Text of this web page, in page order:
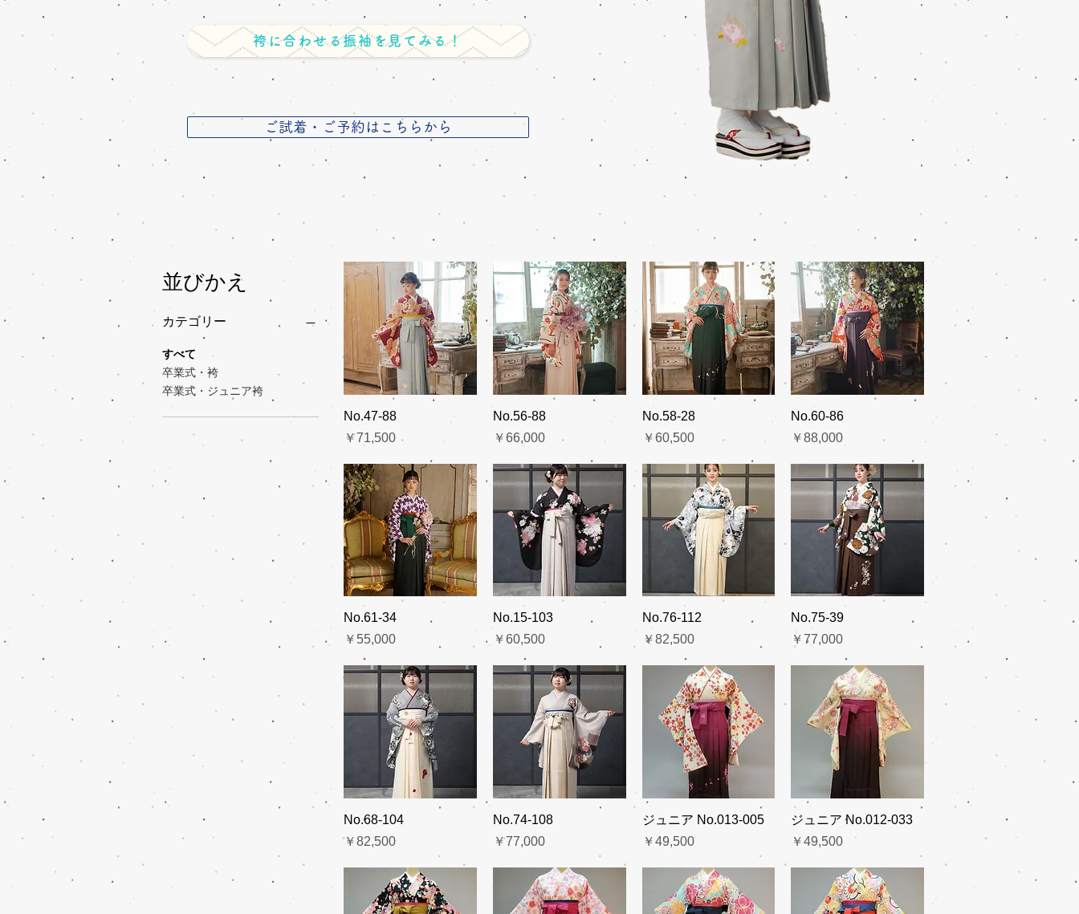
袴に合わせる振袖を見てみる！
ご試着・ご予約はこちらから
並びかえ
カテゴリー
すべて
卒業式・袴
卒業式・ジュニア袴
No.47-88
価格
￥71,500
No.56-88
価格
￥66,000
No.58-28
価格
￥60,500
No.60-86
価格
￥88,000
No.61-34
価格
￥55,000
No.15-103
価格
￥60,500
No.76-112
価格
￥82,500
No.75-39
価格
￥77,000
No.68-104
価格
￥82,500
No.74-108
価格
￥77,000
ジュニア No.013-005
価格
￥49,500
ジュニア No.012-033
価格
￥49,500